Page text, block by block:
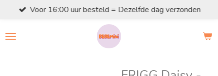
naar
Voor 16:00 uur besteld = Dezelfde dag verzonden